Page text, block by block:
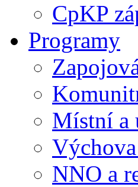
CpKP
Programy
Místní a
NNO a